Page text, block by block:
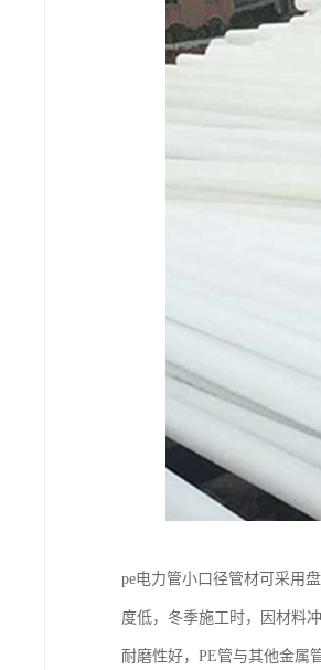
pe电力管小口径管材可采用
度低，冬季施工时，因材料
耐磨性好，PE管与其他金属